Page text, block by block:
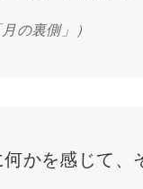
の裏側」）
かを感じて、